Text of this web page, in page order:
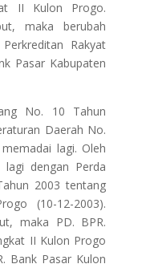
II Kulon Progo.
maka berubah
Rakyat
Pasar Kabupaten
No. 10 Tahun
Daerah No.
lagi. Oleh
dengan Perda
2003 tentang
(10-12-2003).
maka PD. BPR.
II Kulon Progo
Bank Pasar Kulon